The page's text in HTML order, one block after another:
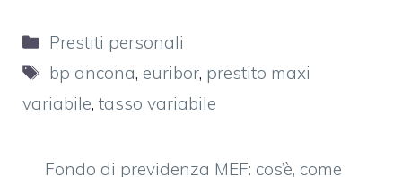
Categorie
Prestiti personali
Tag
bp ancona, euribor, prestito maxi
variabile, tasso variabile
Fondo di previdenza MEF: cos’è, come